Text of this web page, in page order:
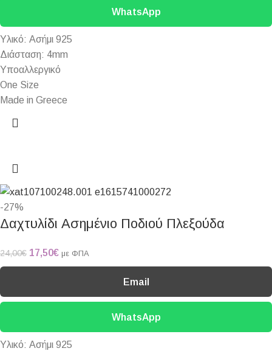
WhatsApp
Υλικό: Ασήμι 925
Διάσταση: 4mm
Υποαλλεργικό
One Size
Made in Greece
-27%
Δαχτυλίδι Ασημένιο Ποδιού Πλεξούδα
24,00€ 17,50€ με ΦΠΑ
Email
WhatsApp
Υλικό: Ασήμι 925